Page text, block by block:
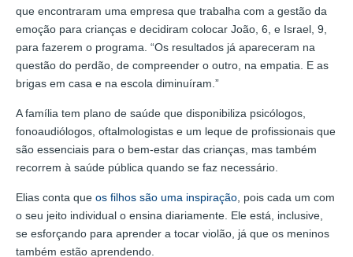
que encontraram uma empresa que trabalha com a gestão da
emoção para crianças e decidiram colocar João, 6, e Israel, 9,
para fazerem o programa. “Os resultados já apareceram na
questão do perdão, de compreender o outro, na empatia. E as
brigas em casa e na escola diminuíram.”
A família tem plano de saúde que disponibiliza psicólogos,
fonoaudiólogos, oftalmologistas e um leque de profissionais que
são essenciais para o bem-estar das crianças, mas também
recorrem à saúde pública quando se faz necessário.
Elias conta que os filhos são uma inspiração , pois cada um com
o seu jeito individual o ensina diariamente. Ele está, inclusive,
se esforçando para aprender a tocar violão, já que os meninos
também estão aprendendo.